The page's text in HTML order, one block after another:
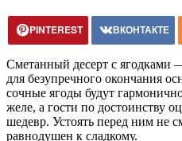
PINTEREST ВКОНТАКТЕ
Сметанный десерт с
для безупречного окончания
сочные ягоды будут
желе, а гости по достоинству
шедевр. Устоять перед ним не
равнодушен к сладкому.